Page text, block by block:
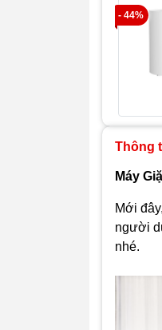
- 44%
Thông
Máy
Mới
người
nhé.